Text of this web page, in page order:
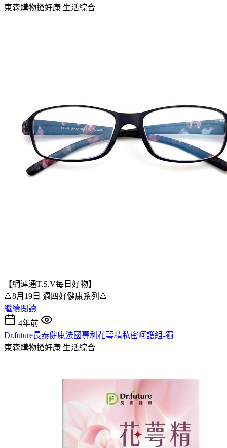
東森購物搶好康 生活綜合
【網連通T.S.V每日好物】
🔺8月19日 週四好健康系列🔺
繼續閱讀
4年前
Dr.future長泰健康法國專利花萼精私密呵護組-獨
東森購物搶好康 生活綜合